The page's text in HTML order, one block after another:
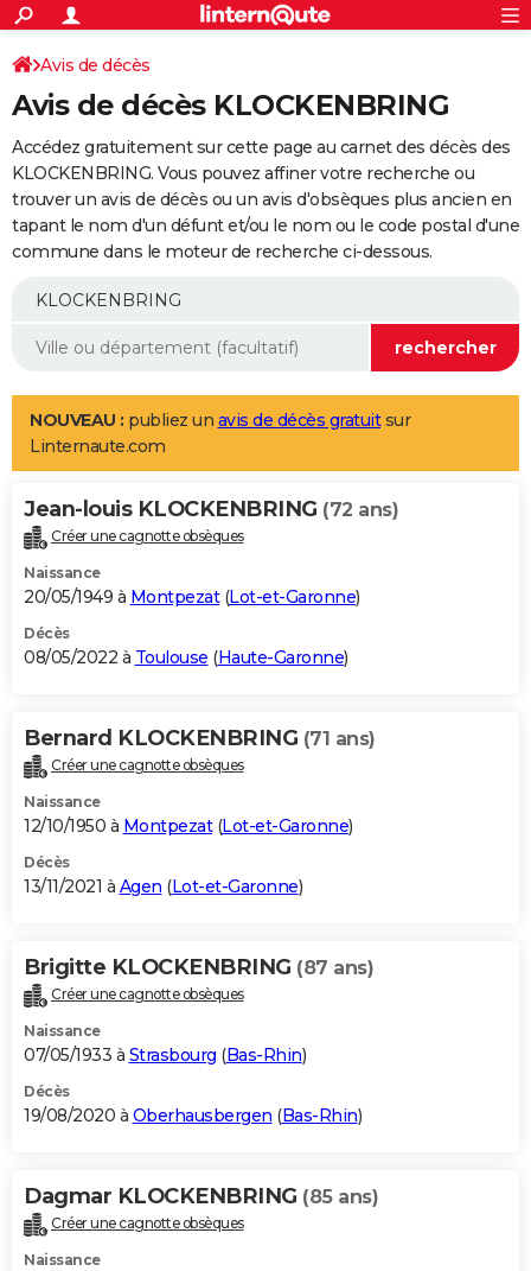
ACTUALITÉS
Politique
Société
Faits Divers
Education
Monde
Villes
+
SPORT
Coupe du monde 2026
Football
Tennis
Cyclisme
Rugby
Forum
Programme TV
TNT
Streaming
Cinéma
Sorties cinéma
Musique
+
FINANCE
Retraite
Epargne
Immobilier
Risques naturels par ville
Assurance
AUTO
Essais
Réserver un essai
Citadines
Berlines
SUV
Forum auto
+
Mobiles
Meilleur smartphone
Internet
Ordinateurs
Jeux vidéo
Guide high-tech
Aménagement intérieur
LIFESTYLE
Art de vivre
Bien-être
Loisirs
Mode
Modes de vie
Alimentation
Guide de la santé
Maladies
Médicaments
Sommeil
VOYAGE
Destinations
City break
Voyage nature
Voyage de noces
Forum
Climat
+PHOTO
GUIDES D'ACHAT
BONS PLANS
Carte de Noël
Carte Bonne année
Carte Saint-Valentin
Carte Pâques
Carte d'anniversaire
DICTIONNAIRE
Dictionnaire
Biographies
Citations
Expressions
Proverbes
PROGRAMME TV
S'inscrire
Se connecter
Lycées
Collèges
Primaires
Universités
Entreprises
Service militaire
Avis de recherche
AVIS DE DÉCÈS
Bricolage
Lifestyle
Culture
Sport
Auto
Television
Voyage
Cinema
Avis de décès
Avis de décès KLOCKENBRING
Accédez gratuitement sur cette page au carnet des décès des
KLOCKENBRING. Vous pouvez affiner votre recherche ou
trouver un avis de décès ou un avis d'obsèques plus ancien en
tapant le nom d'un défunt et/ou le nom ou le code postal d'une
commune dans le moteur de recherche ci-dessous.
NOUVEAU : publiez un avis de décès gratuitsur
Linternaute.com
Jean-louis KLOCKENBRING (72 ans)
Créer une cagnotte obsèques
Naissance
20/05/1949 à Montpezat(Lot-et-Garonne)
Décès
08/05/2022 à Toulouse (Haute-Garonne)
Bernard KLOCKENBRING (71 ans)
Créer une cagnotte obsèques
Naissance
12/10/1950 à Montpezat(Lot-et-Garonne)
Décès
13/11/2021 à Agen (Lot-et-Garonne)
Brigitte KLOCKENBRING (87 ans)
Créer une cagnotte obsèques
Naissance
07/05/1933 à Strasbourg (Bas-Rhin)
Décès
19/08/2020 à Oberhausbergen (Bas-Rhin)
Dagmar KLOCKENBRING (85 ans)
Créer une cagnotte obsèques
Naissance